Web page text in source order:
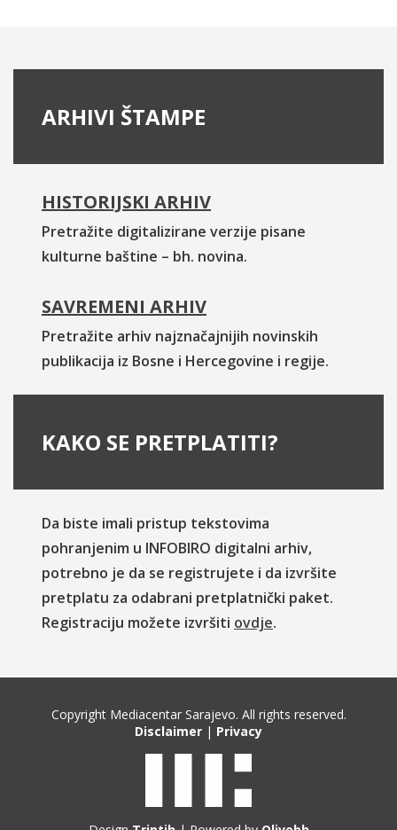
ARHIVI ŠTAMPE
HISTORIJSKI ARHIV
Pretražite digitalizirane verzije pisane
kulturne baštine – bh. novina.
SAVREMENI ARHIV
Pretražite arhiv najznačajnijih novinskih
publikacija iz Bosne i Hercegovine i regije.
KAKO SE PRETPLATITI?
Da biste imali pristup tekstovima
pohranjenim u INFOBIRO digitalni arhiv,
potrebno je da se registrujete i da izvršite
pretplatu za odabrani pretplatnički paket.
Registraciju možete izvršiti ovdje.
Copyright Mediacentar Sarajevo. All rights reserved.
Disclaimer | Privacy